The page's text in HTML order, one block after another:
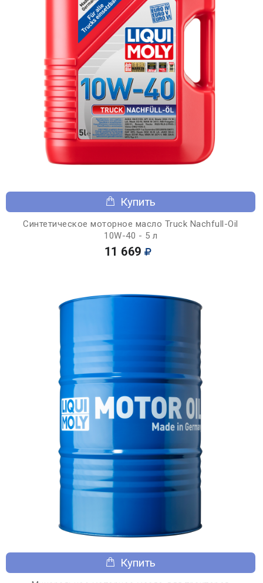
Купить
Синтетическое моторное масло Truck Nachfull-Oil
10W-40 - 5 л
11 669
Купить